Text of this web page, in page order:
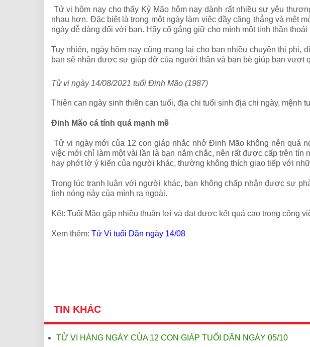
Tử vi hôm nay cho thấy Kỷ Mão hôm nay dành rất nhiều sự yêu
nhau hơn. Đặc biệt là trong một ngày làm việc đầy căng thẳng và mệt
ngày dễ dàng đối với bạn. Hãy cố gắng giữ cho mình một tinh thần
Tuy nhiên, ngày hôm nay cũng mang lại cho bạn nhiều chuyện thị
bạn sẽ nhận được sự giúp đỡ của người thân và bạn bè giúp bạn vượt
Tử vi ngày 14/08/2021 tuổi Đinh Mão (1987)
Thiên can ngày sinh thiên can tuổi, địa chi tuổi sinh địa chi ngày, mệnh
Đinh Mão cá tính quá mạnh mẽ
Tử vi ngày mới của 12 con giáp nhắc nhở Đinh Mão không nên quá
việc mới chỉ làm một vài lần là bạn nắm chắc, nên rất được cấp trên tín
hay phớt lờ ý kiến của người khác, thường không thích giao tiếp với
Trong lúc tranh luận với người khác, bạn không chấp nhận được sự
tình nóng nảy của mình ra ngoài.
Kết: Tuổi Mão gặp nhiều thuận lợi và đạt được kết quả cao trong công
Xem thêm: Tử Vi tuổi Dần ngày 14/08
TIN KHÁC
TỬ VI HÀNG NGÀY CỦA 12 CON GIÁP TUỔI DẦN NGÀY 05/10